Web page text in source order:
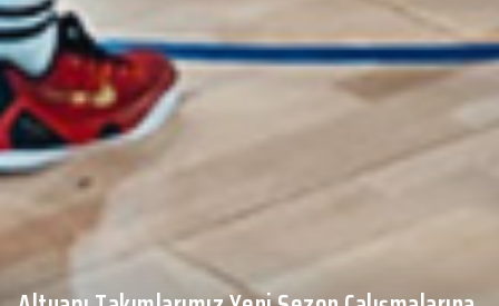
Yeni transferimiz Collin Malcolm, Anadolu